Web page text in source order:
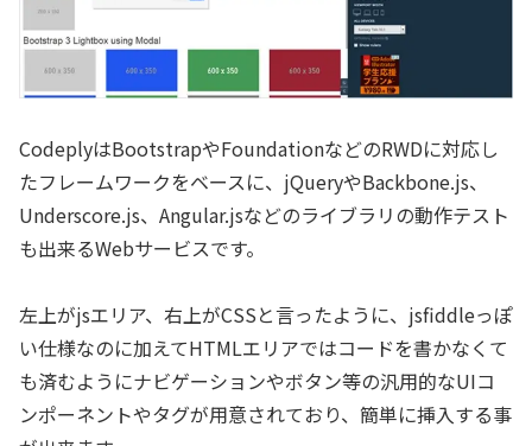
CodeplyはBootstrapやFoundationなどのRWDに対応し
たフレームワークをベースに、jQueryやBackbone.js、
Underscore.js、Angular.jsなどのライブラリの動作テスト
も出来るWebサービスです。
左上がjsエリア、右上がCSSと言ったように、jsfiddleっぽ
い仕様なのに加えてHTMLエリアではコードを書かなくて
も済むようにナビゲーションやボタン等の汎用的なUIコ
ンポーネントやタグが用意されており、簡単に挿入する事